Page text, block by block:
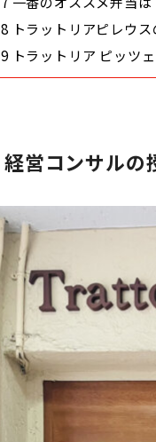
8 トラットリアピレウ
9トラットリア ピッツ
経営コンサルの